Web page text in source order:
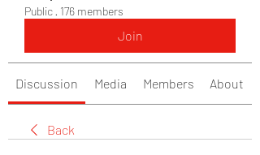
Public · 176 members
Join
Discussion Media Members About
Back